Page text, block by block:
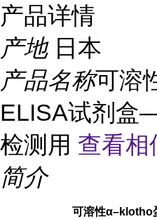
产品详情
产地 日本
产品名称可溶
ELISA试剂盒
检测用 查看
简介
可溶性α–klotho